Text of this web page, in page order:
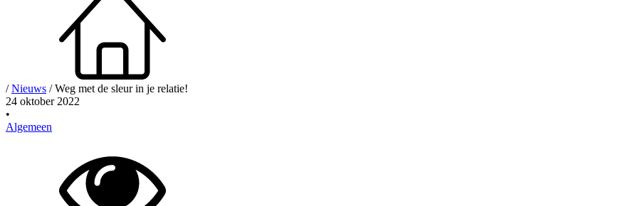
/Nieuws /Weg met de sleur in je relatie!
24 oktober 2022
•
Algemeen